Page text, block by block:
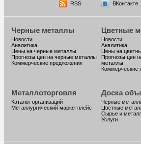
RSS ВКонтакте
Черные металлы
Новости
Аналитика
Цены на черные металлы
Прогнозы цен на черные металлы
Коммерческие предложения
Цветные
Новости
Аналитика
Цены на
Прогнозы цен
металлы
Коммерческие
Металлоторговля
Каталог организаций
Металлургический маркетплейс
Доска
Черные
Цветные
Сырье и
Услуги